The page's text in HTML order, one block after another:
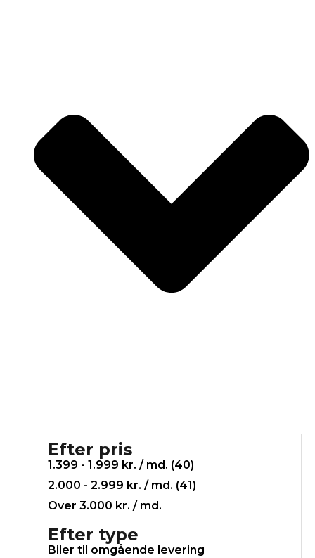
Efter pris
1.399 - 1.999 kr. / md. (40)
2.000 - 2.999 kr. / md. (41 )
Over 3.000 kr. / md.
Efter type
Biler til omgående levering